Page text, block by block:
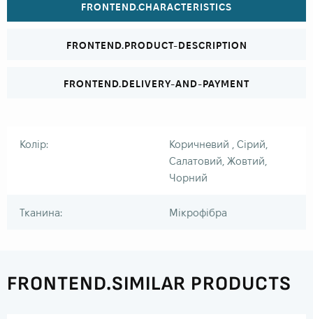
FRONTEND.CHARACTERISTICS
FRONTEND.PRODUCT-DESCRIPTION
FRONTEND.DELIVERY-AND-PAYMENT
Колір:
Коричневий , Сірий,
Салатовий, Жовтий,
Чорний
Тканина: Мікрофібра
FRONTEND.SIMILAR PRODUCTS